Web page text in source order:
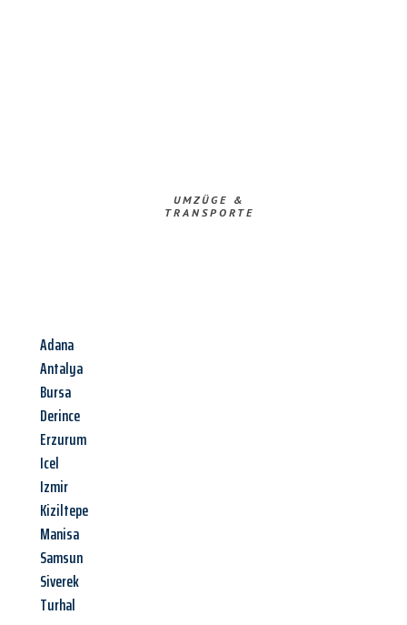
UMZÜGE &
TRANSPORTE
Adana
Antalya
Bursa
Derince
Erzurum
Icel
Izmir
Kiziltepe
Manisa
Samsun
Siverek
Turhal